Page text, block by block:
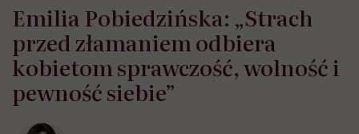
Emilia Pobiedzińska: „Strach
przed złamaniem odbiera
kobietom sprawczość, wolność i
pewność siebie”